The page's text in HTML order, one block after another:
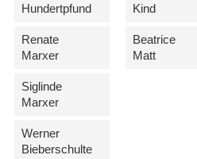
Hundertpfund
Renate
Marxer
Siglinde
Marxer
Werner
Bieberschulte
Kind
Beatrice
Matt